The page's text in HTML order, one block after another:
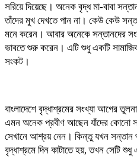
সরিয়ে দিয়েছে। অনেক বৃদ্ধ মা-বাবা
তাঁদের মুখ দেখতে পান না। কেউ কেউ
মনে করেন। আবার অনেকে সন্তানদের
ভাবতে শুরু করেন। এটি শুধু একটি
সংকট।
বাংলাদেশে বৃদ্ধাশ্রমের সংখ্যা আগের
এমন অনেক প্রবীণ আছেন যাঁদের কোনো
সেখানে আশ্রয় নেন। কিন্তু যখন সন্তান
বৃদ্ধাশ্রমে দিন কাটাতে হয়, তখন সেটি শুধু